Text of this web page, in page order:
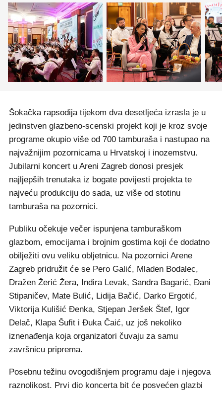
Šokačka rapsodija tijekom dva desetljeća izrasla je u
jedinstven glazbeno-scenski projekt koji je kroz svoje
programe okupio više od 700 tamburaša i nastupao na
najvažnijim pozornicama u Hrvatskoj i inozemstvu.
Jubilarni koncert u Areni Zagreb donosi presjek
najljepših trenutaka iz bogate povijesti projekta te
najveću produkciju do sada, uz više od stotinu
tamburaša na pozornici.
Publiku očekuje večer ispunjena tamburaškom
glazbom, emocijama i brojnim gostima koji će dodatno
obilježiti ovu veliku obljetnicu. Na pozornici Arene
Zagreb pridružit će se Pero Galić, Mladen Bodalec,
Dražen Žerić Žera, Indira Levak, Sandra Bagarić, Đani
Stipaničev, Mate Bulić, Lidija Bačić, Darko Ergotić,
Viktorija Kulišić Đenka, Stjepan Jeršek Štef, Igor
Delač, Klapa Šufit i Đuka Čaić, uz još nekoliko
iznenađenja koja organizatori čuvaju za samu
završnicu priprema.
Posebnu težinu ovogodišnjem programu daje i njegova
raznolikost. Prvi dio koncerta bit će posvećen glazbi